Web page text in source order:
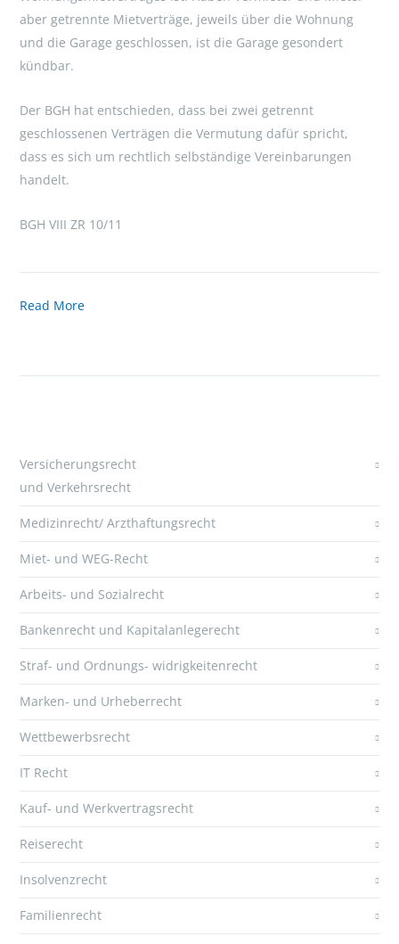
aber getrennte Mietverträge, jeweils über die Wohnung
und die Garage geschlossen, ist die Garage gesondert
kündbar.
Der BGH hat entschieden, dass bei zwei getrennt
geschlossenen Verträgen die Vermutung dafür spricht,
dass es sich um rechtlich selbständige Vereinbarungen
handelt.
BGH VIII ZR 10/11
Read More
Versicherungsrecht
und Verkehrsrecht
Medizinrecht/ Arzthaftungsrecht
Miet- und WEG-Recht
Arbeits- und Sozialrecht
Bankenrecht und Kapitalanlegerecht
Straf- und Ordnungs- widrigkeitenrecht
Marken- und Urheberrecht
Wettbewerbsrecht
IT Recht
Kauf- und Werkvertragsrecht
Reiserecht
Insolvenzrecht
Familienrecht